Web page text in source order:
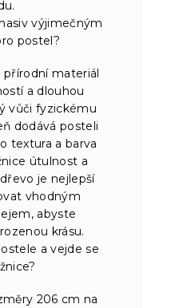
výjimečným
postel?
materiál
a dlouhou
vůči fyzickému
dodává posteli
textura a barva
útulnost a
je nejlepší
vhodným
abyste
krásu.
a vejde se
206 cm na